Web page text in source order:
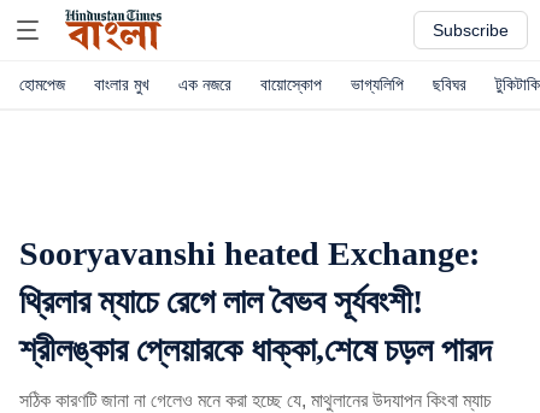
Subscribe
হোমপেজ বাংলার মুখ এক নজরে বায়োস্কোপ ভাগ্যলিপি ছবিঘর টুকিটাকি
Sooryavanshi heated Exchange:
থ্রিলার ম্যাচে রেগে লাল বৈভব সূর্যবংশী!
শ্রীলঙ্কার প্লেয়ারকে ধাক্কা,শেষে চড়ল পারদ
সঠিক কারণটি জানা না গেলেও মনে করা হচ্ছে যে, মাথুলানের উদযাপন কিংবা ম্যাচ